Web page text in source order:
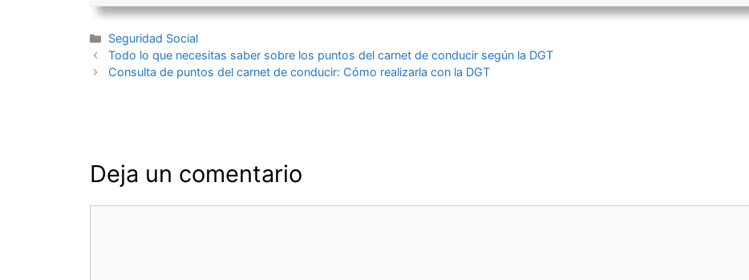
Categorías
Seguridad Social
Navegación
de
Todo lo que necesitas saber sobre los puntos del carnet de conducir según la DGT
Consulta de puntos del carnet de conducir: Cómo realizarla con la DGT
Deja un comentario